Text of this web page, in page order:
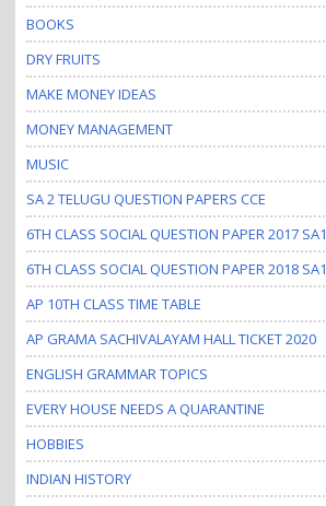
BOOKS
DRY FRUITS
MAKE MONEY IDEAS
MONEY MANAGEMENT
MUSIC
SA 2 TELUGU QUESTION PAPERS CCE
6TH CLASS SOCIAL QUESTION PAPER 2017 SA1
6TH CLASS SOCIAL QUESTION PAPER 2018 SA1
AP 10TH CLASS TIME TABLE
AP GRAMA SACHIVALAYAM HALL TICKET 2020
ENGLISH GRAMMAR TOPICS
EVERY HOUSE NEEDS A QUARANTINE
HOBBIES
INDIAN HISTORY